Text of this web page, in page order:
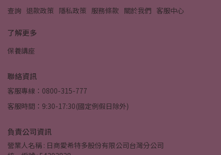
查詢 退款政策 隱私政策 服務條款 關於我們 客服中心
了解更多
保養講座
聯絡資訊
客服專線：0800-315-777
客服時間：9:30-17:30(國定例假日除外)
負責公司資訊
營業人名稱 : 日商愛希特多股份有限公司台灣分公司